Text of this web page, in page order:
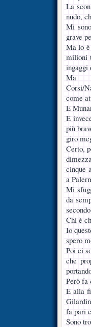
La
nudo,
Mi
grave
Ma lo è
milioni
ingaggi
Ma
Corsi/
come
E
E
più
giro
Certo,
cinque
a
Mi
da
Chi è
Io
spero
Poi ci
che
Però fa
E alla
fa pari
Sono